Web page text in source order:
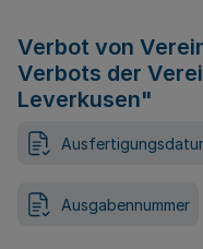
Verbot von
Verbots der
Leverkusen"
Ausgabennummer